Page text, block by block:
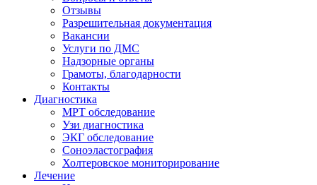
Отзывы
Разрешительная документация
Вакансии
Услуги по ДМС
Надзорные органы
Грамоты, благодарности
Контакты
Диагностика
МРТ обследование
Узи диагностика
ЭКГ обследование
Соноэластография
Холтеровское мониторирование
Лечение